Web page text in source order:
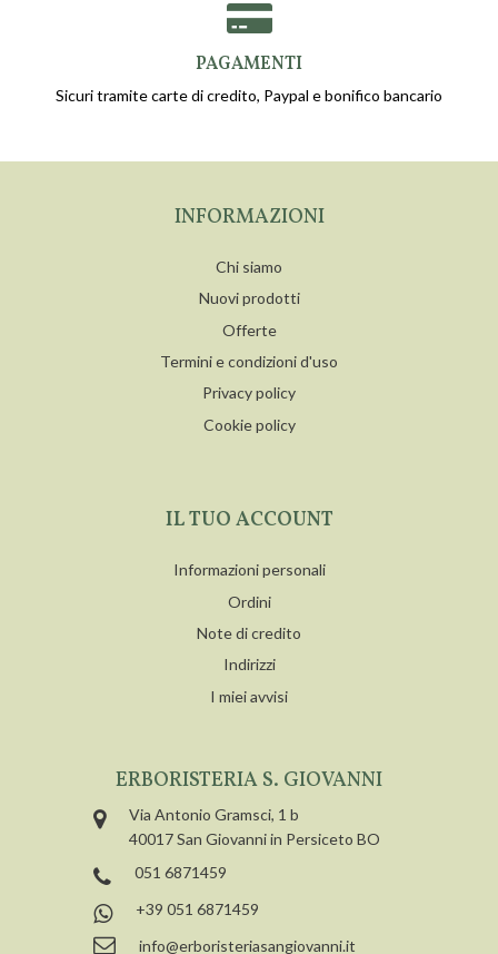
PAGAMENTI
Sicuri tramite carte di credito, Paypal e bonifico bancario
INFORMAZIONI
Chi siamo
Nuovi prodotti
Offerte
Termini e condizioni d'uso
Privacy policy
Cookie policy
IL TUO ACCOUNT
Informazioni personali
Ordini
Note di credito
Indirizzi
I miei avvisi
ERBORISTERIA S. GIOVANNI
Via Antonio Gramsci, 1 b
40017 San Giovanni in Persiceto BO
051 6871459
+39 051 6871459
info@erboristeriasangiovanni.it